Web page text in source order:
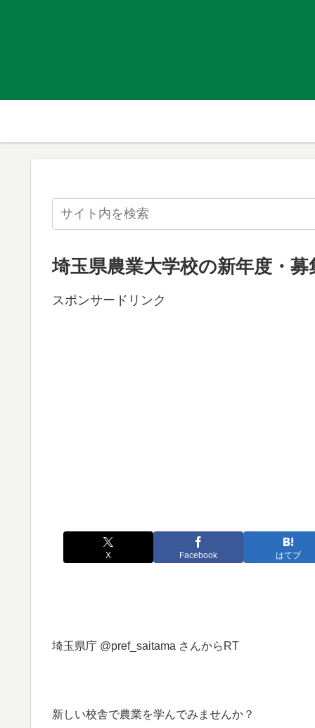
埼玉県農業大学校の新年度・募
スポンサードリンク
X Facebook はてブ
埼玉県庁 ‏@pref_saitama さんからRT
新しい校舎で農業を学んでみませんか？